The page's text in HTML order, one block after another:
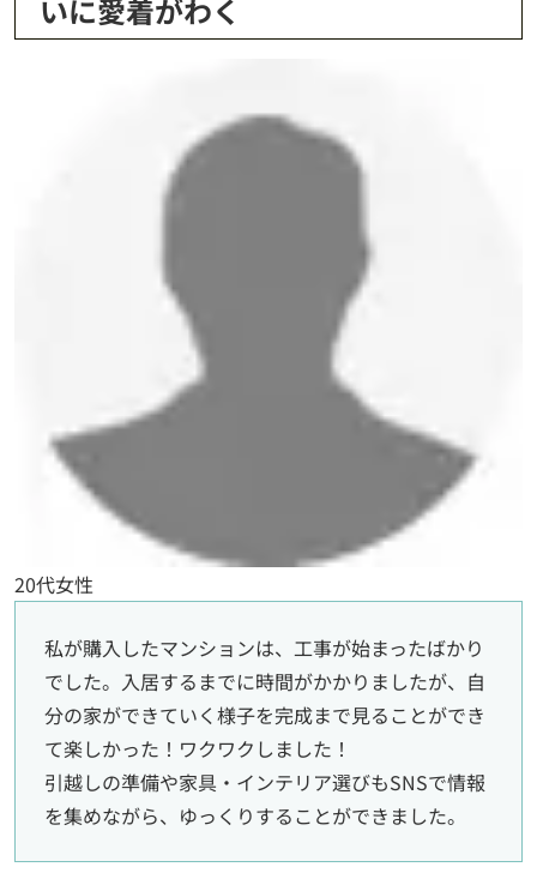
いに愛着がわく
20代女性
私が購入したマンションは、工事が始まったばかり
でした。入居するまでに時間がかかりましたが、自
分の家ができていく様子を完成まで見ることができ
て楽しかった！ワクワクしました！
引越しの準備や家具・インテリア選びもSNSで情報
を集めながら、ゆっくりすることができました。